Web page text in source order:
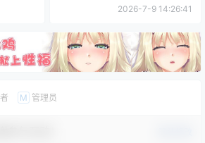
2026-7-9 14:26:41
M 管理员